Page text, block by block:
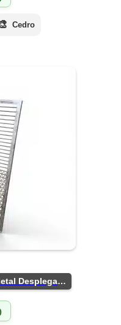
Cedro
Parrilla De Hierro Con Metal Desplegado